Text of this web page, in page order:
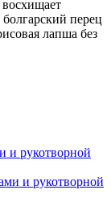
восхищает
перец
лапша без
и рукотворной